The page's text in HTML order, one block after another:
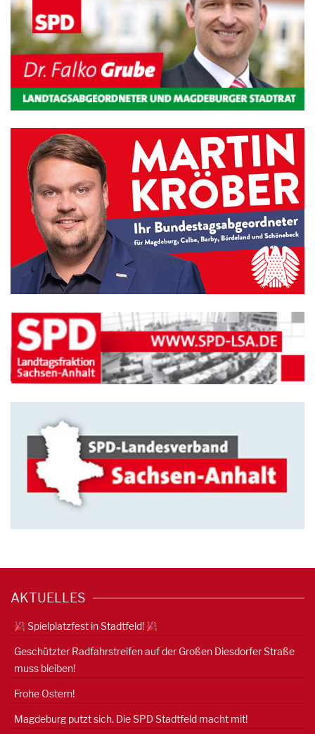
AKTUELLES
Spielplatzfest in Stadtfeld!
Geschützter Radfahrstreifen auf der Großen Diesdorfer Straße
muss bleiben!
Frohe Ostern!
Magdeburg putzt sich. Die SPD Stadtfeld macht mit!